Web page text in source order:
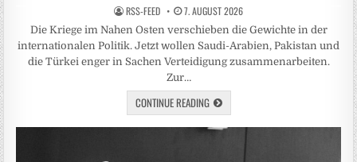
RSS-FEED 7. AUGUST 2026
Die Kriege im Nahen Osten verschieben die Gewichte in der
internationalen Politik. Jetzt wollen Saudi-Arabien, Pakistan und
die Türkei enger in Sachen Verteidigung zusammenarbeiten.
Zur…
CONTINUE READING